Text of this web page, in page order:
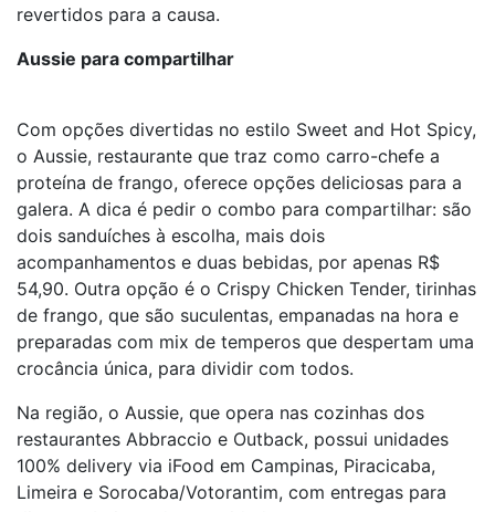
revertidos para a causa.
Aussie para compartilhar
Com opções divertidas no estilo Sweet and Hot Spicy,
o Aussie, restaurante que traz como carro-chefe a
proteína de frango, oferece opções deliciosas para a
galera. A dica é pedir o combo para compartilhar: são
dois sanduíches à escolha, mais dois
acompanhamentos e duas bebidas, por apenas R$
54,90. Outra opção é o Crispy Chicken Tender, tirinhas
de frango, que são suculentas, empanadas na hora e
preparadas com mix de temperos que despertam uma
crocância única, para dividir com todos.
Na região, o Aussie, que opera nas cozinhas dos
restaurantes Abbraccio e Outback, possui unidades
100% delivery via iFood em Campinas, Piracicaba,
Limeira e Sorocaba/Votorantim, com entregas para